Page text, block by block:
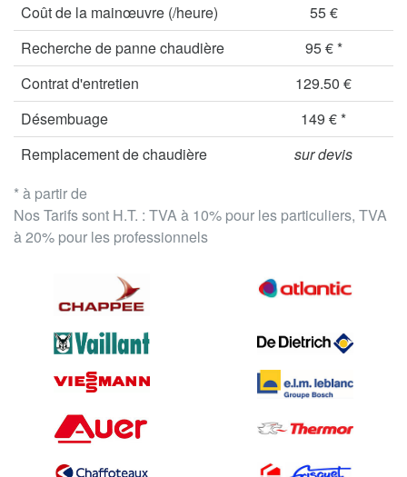
* à partir de
Nos Tarifs sont H.T. : TVA à 10% pour les particuliers, TVA
à 20% pour les professionnels
Coût de la mainœuvre (/heure)
55 €
Recherche de panne chaudière
95 € *
Contrat d'entretien
129.50 €
Désembuage
149 € *
Remplacement de chaudière
sur devis